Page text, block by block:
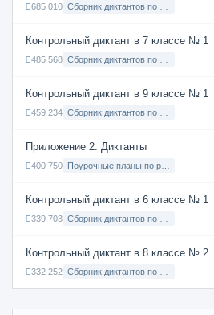
685 010
Контрольный диктант в 7 классе № 1
485 568
Контрольный диктант в 9 классе № 1
459 234
Приложение 2. Диктанты
400 750
Контрольный диктант в 6 классе № 1
339 703
Контрольный диктант в 8 классе № 2
332 252